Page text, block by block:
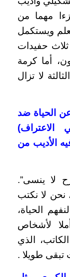
مهما من
ويستكمل
حفيدات
أما كرمة
لا تزال
الحياة ضد
الاعتراف)
الأديب من
لا ينسى”.
نحن لا نكتب
الحياة،
لأشخاص
الذي
طويلا .